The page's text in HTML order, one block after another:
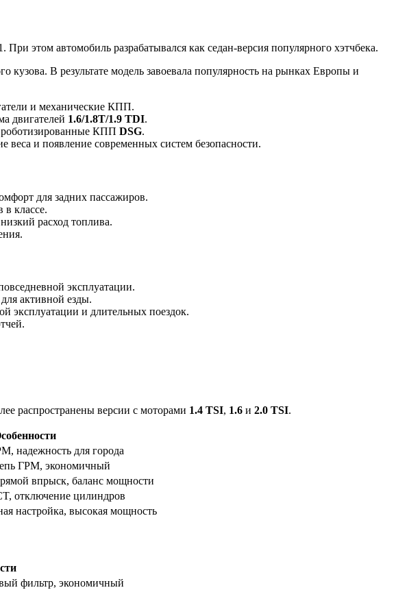
этом автомобиль разрабатывался как седан-версия популярного хэтчбека.
кузова. В результате модель завоевала популярность на рынках Европы и
и механические КПП.
двигателей 1.6/1.8T/1.9 TDI.
КПП DSG.
веса и появление современных систем безопасности.
для задних пассажиров.
в классе.
расход топлива.
эксплуатации.
активной езды.
эксплуатации и длительных поездок.
распространены версии с моторами 1.4 TSI, 1.6 и 2.0 TSI.
надежность для города
ГРМ, экономичный
впрыск, баланс мощности
отключение цилиндров
настройка, высокая мощность
фильтр, экономичный